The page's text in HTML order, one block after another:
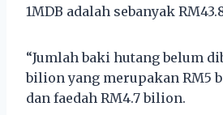
1MDB adalah sebanyak
“Jumlah baki hutang belum
bilion yang merupakan RM5
dan faedah RM4.7 bilion.